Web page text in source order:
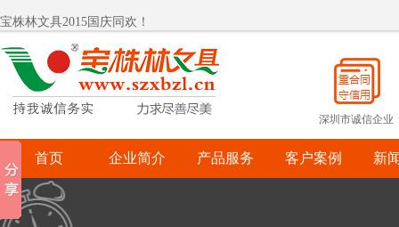
热烈祝贺宝株林入围罗湖政府采购供应商
宝株林关爱自闭症儿童
宝株林关爱自闭症儿童
深圳市诚信企业
首页 企业简介 产品服务 客户案例 新